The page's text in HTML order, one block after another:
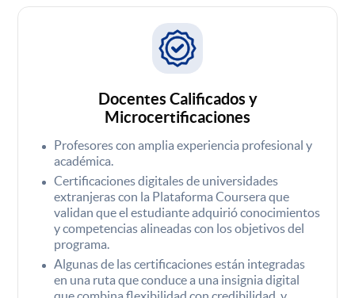
Docentes Calificados y
Microcertificaciones
Profesores con amplia experiencia profesional y
académica.
Certificaciones digitales de universidades
extranjeras con la Plataforma Coursera que
validan que el estudiante adquirió conocimientos
y competencias alineadas con los objetivos del
programa.
Algunas de las certificaciones están integradas
en una ruta que conduce a una insignia digital